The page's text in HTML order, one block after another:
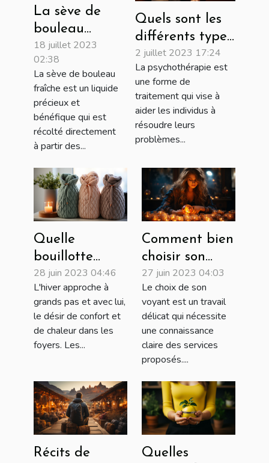
La sève de
bouleau
fraîche : une
source
naturelle de
bienfaits
pour la santé
18 juillet 2023
02:38
La sève de bouleau
fraîche est un liquide
précieux et
bénéfique qui est
récolté directement
à partir des...
Quels sont les
différents types
de
psychothérapies
à adopter ?
2 juillet 2023 17:24
La psychothérapie est
une forme de
traitement qui vise à
aider les individus à
résoudre leurs
problèmes...
Quelle
bouillotte
choisir :
peluche,
électrique,
sèche ou à eau
?
28 juin 2023 04:46
L'hiver approche à
grands pas et avec lui,
le désir de confort et
de chaleur dans les
foyers. Les...
Comment bien
choisir son
voyant ?
27 juin 2023 04:03
Le choix de son
voyant est un travail
délicat qui nécessite
une connaissance
claire des services
proposés....
Récits de
Quelles